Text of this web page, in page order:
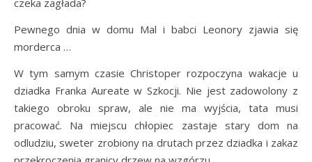
czeka zagłada?
Pewnego dnia w domu Mal i babci Leonory zjawia się
morderca …
W tym samym czasie Christoper rozpoczyna wakacje u
dziadka Franka Aureate w Szkocji. Nie jest zadowolony z
takiego obroku spraw, ale nie ma wyjścia, tata musi
pracować. Na miejscu chłopiec zastaje stary dom na
odludziu, sweter zrobiony na drutach przez dziadka i zakaz